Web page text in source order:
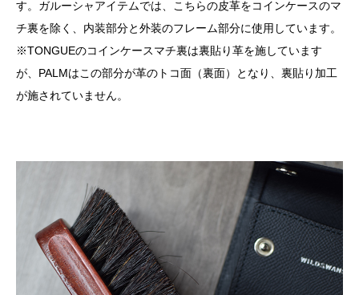
す。ガルーシャアイテムでは、こちらの皮革をコインケースのマ
チ裏を除く、内装部分と外装のフレーム部分に使用しています。
※TONGUEのコインケースマチ裏は裏貼り革を施しています
が、PALMはこの部分が革のトコ面（裏面）となり、裏貼り加工
が施されていません。